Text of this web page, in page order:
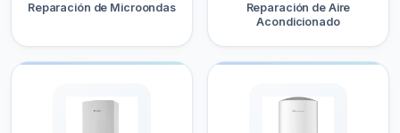
Reparación de Microondas
Reparación de Aire
Acondicionado